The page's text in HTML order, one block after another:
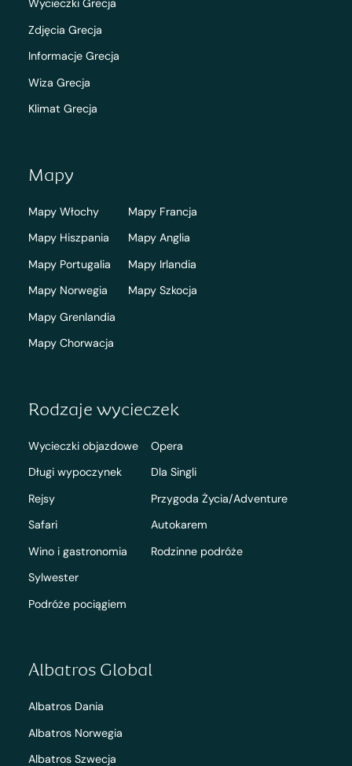
Wycieczki Grecja
Zdjęcia Grecja
Informacje Grecja
Wiza Grecja
Klimat Grecja
Mapy
Mapy Włochy
Mapy Hiszpania
Mapy Portugalia
Mapy Norwegia
Mapy Grenlandia
Mapy Chorwacja
Mapy Francja
Mapy Anglia
Mapy Irlandia
Mapy Szkocja
Rodzaje wycieczek
Wycieczki objazdowe
Długi wypoczynek
Rejsy
Safari
Wino i gastronomia
Sylwester
Podróże pociągiem
Opera
Dla Singli
Przygoda Życia/Adventure
Autokarem
Rodzinne podróże
Albatros Global
Albatros Dania
Albatros Norwegia
Albatros Szwecja